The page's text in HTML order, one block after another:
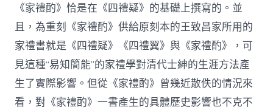
《家禮酌》恰是在《四禮疑》的基礎上撰寫的。並
且，為重刻《家禮酌》供給原刻本的王致昌家所用的
家禮書就是《四禮疑》《四禮翼》與《家禮酌》，可
見這種“易知簡能”的家禮學對清代士紳的生涯方法產
生了實際影響。但從《家禮酌》曾幾近散佚的情況來
看，對《家禮酌》一書產生的具體歷史影響也不克不